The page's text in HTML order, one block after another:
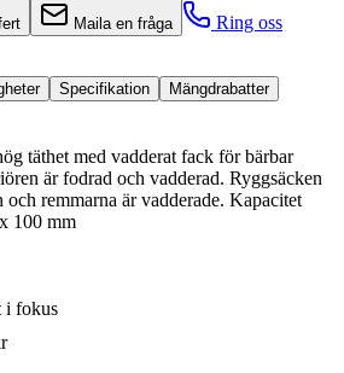
Maila en fråga Ring oss
Specifikation
Mängdrabatter
täthet med vadderat fack för bärbar
är fodrad och vadderad. Ryggsäcken
remmarna är vadderade. Kapacitet
100 mm
i fokus